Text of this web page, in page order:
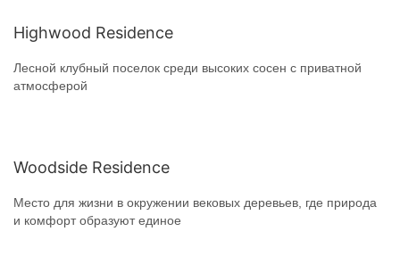
Highwood Residence
Лесной клубный поселок среди высоких сосен с приватной
атмосферой
Woodside Residence
Место для жизни в окружении вековых деревьев, где природа
и комфорт образуют единое